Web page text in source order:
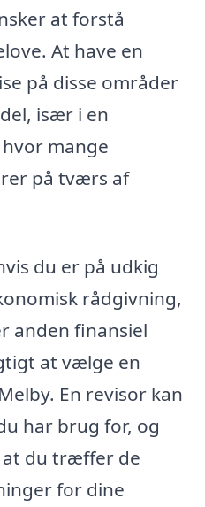
at forstå
At have en
på disse områder
især i en
mange
på tværs af
du er på udkig
rådgivning,
anden finansiel
at vælge en
En revisor kan
har brug for, og
du træffer de
for dine